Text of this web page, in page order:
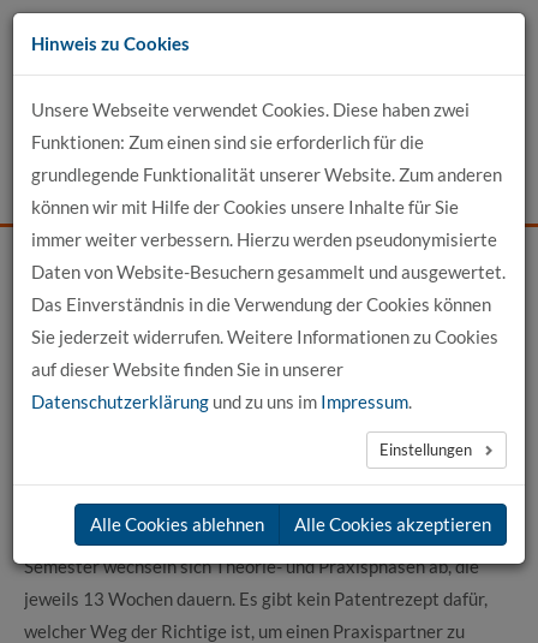
Zum
Inhalt
Events News Login Suche
Kontakt
Startseite Für Bewerber
Studienberatung
Wie finde ich einen Praxispartner?
Wie finde ich einen Praxispartner?
Studieninteressierte der Fachbereiche Bauwesen und Technik
brauchen an unserer Hochschule einen Praxispartner, bei dem
Sie Ihre sogenannten Praxisphasen absolvieren. In jedem
Semester wechseln sich Theorie- und Praxisphasen ab, die
jeweils 13 Wochen dauern. Es gibt kein Patentrezept dafür,
welcher Weg der Richtige ist, um einen Praxispartner zu
Hinweis zu Cookies
Unsere Webseite verwendet Cookies. Diese haben zwei
Funktionen: Zum einen sind sie erforderlich für die
grundlegende Funktionalität unserer Website. Zum anderen
können wir mit Hilfe der Cookies unsere Inhalte für Sie
immer weiter verbessern. Hierzu werden pseudonymisierte
Daten von Website-Besuchern gesammelt und ausgewertet.
Das Einverständnis in die Verwendung der Cookies können
Sie jederzeit widerrufen. Weitere Informationen zu Cookies
auf dieser Website finden Sie in unserer
Datenschutzerklärung und zu uns im Impressum.
Einstellungen
Alle Cookies ablehnen Alle Cookies akzeptieren